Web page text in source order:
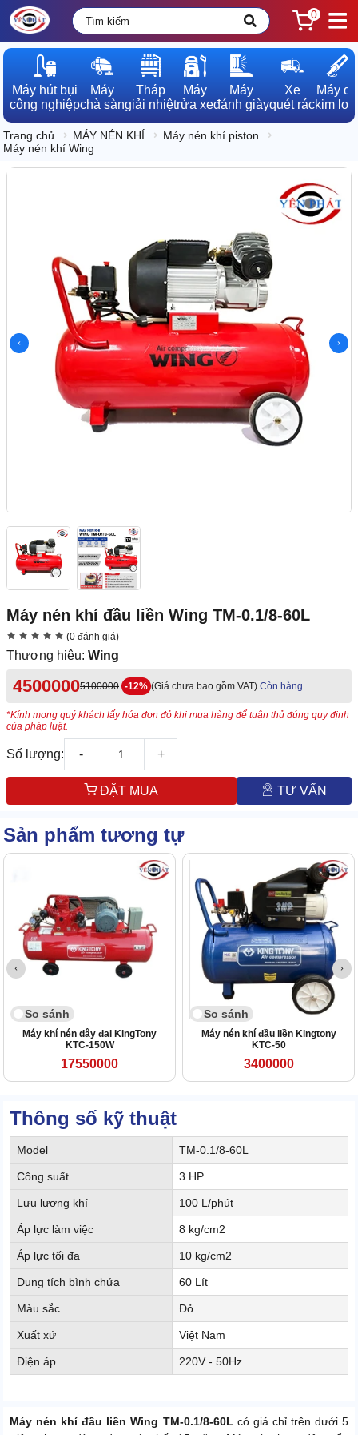
0
Máy hút bụi
công nghiệp
Máy
chà sàn
Tháp
giải nhiệt
Máy
rửa xe
Máy
đánh giày
Xe
quét rác
Máy dò
kim loại
Trang chủ MÁY NÉN KHÍ
Máy nén khí piston
Máy nén khí Wing
Máy nén khí đầu liền Wing TM-0.1/8-60L
(0 đánh giá)
Thương hiệu: Wing
45000005100000 -12% (Giá chưa bao gồm VAT) Còn hàng
*Kính mong quý khách lấy hóa đơn đỏ khi mua hàng để tuân thủ đúng quy định
của pháp luật.
Số lượng: - +
ĐẶT MUA TƯ VẤN
Sản phẩm tương tự
So sánh
Máy khí nén dây đai KingTony
KTC-150W
17550000
So sánh
Máy nén khí đầu liền Kingtony
KTC-50
3400000
Thông số kỹ thuật
Model TM-0.1/8-60L
Công suất 3 HP
Lưu lượng khí 100 L/phút
Áp lực làm việc 8 kg/cm2
Áp lực tối đa 10 kg/cm2
Dung tích bình chứa 60 Lít
Màu sắc Đỏ
Xuất xứ Việt Nam
Điện áp 220V - 50Hz
Máy nén khí đầu liền Wing TM-0.1/8-60L có giá chỉ trên dưới 5